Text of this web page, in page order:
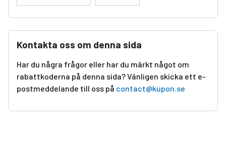
Kontakta oss om denna sida
Har du några frågor eller har du märkt något om
rabattkoderna på denna sida? Vänligen skicka ett e-
postmeddelande till oss på contact@kupon.se